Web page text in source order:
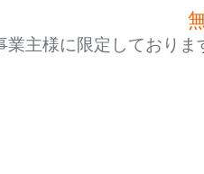
主様に限定しておりま